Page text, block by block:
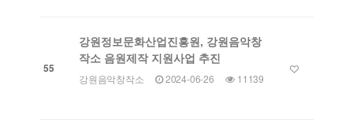
55
강원정보문화산업진흥원, 강원음악창
작소 음원제작 지원사업 추진
강원음악창작소 2024-06-26 11139